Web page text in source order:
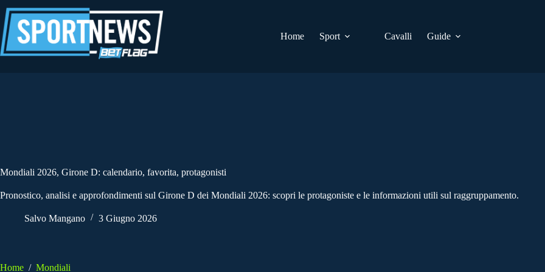
al
contenuto
Home
Sport Cavalli Guide
Mondiali 2026, Girone D: calendario, favorita, protagonisti
Pronostico, analisi e approfondimenti sul Girone D dei Mondiali 2026: scopri le protagoniste e le informazioni utili sul raggruppamento.
Salvo Mangano 3 Giugno 2026
Home / Mondiali